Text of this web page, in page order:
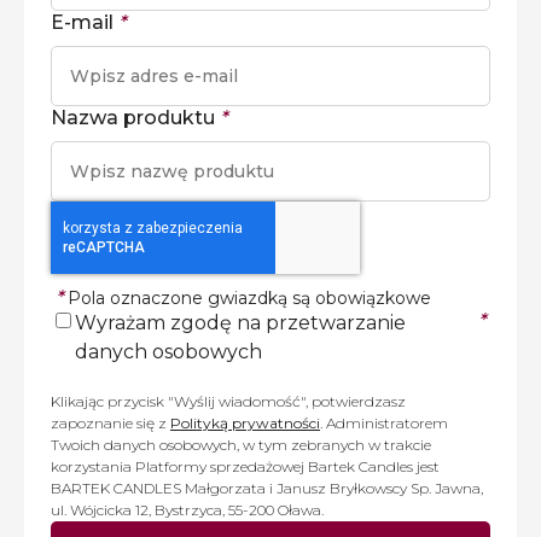
E-mail *
Nazwa produktu *
* Pola oznaczone gwiazdką są obowiązkowe
Wyrażam zgodę na przetwarzanie
danych osobowych
*
Klikając przycisk "Wyślij wiadomość", potwierdzasz
zapoznanie się z Polityką prywatności. Administratorem
Twoich danych osobowych, w tym zebranych w trakcie
korzystania Platformy sprzedażowej Bartek Candles jest
BARTEK CANDLES Małgorzata i Janusz Bryłkowscy Sp. Jawna,
ul. Wójcicka 12, Bystrzyca, 55-200 Oława.